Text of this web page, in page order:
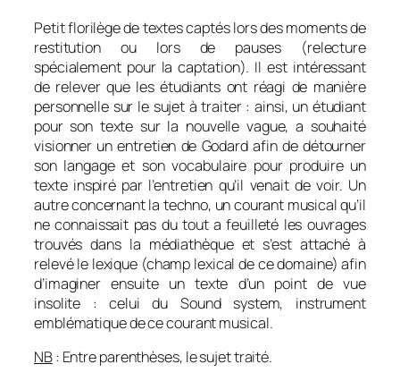
Petit florilège de textes captés lors des moments de
restitution ou lors de pauses (relecture
spécialement pour la captation). Il est intéressant
de relever que les étudiants ont réagi de manière
personnelle sur le sujet à traiter : ainsi, un étudiant
pour son texte sur la nouvelle vague, a souhaité
visionner un entretien de Godard afin de détourner
son langage et son vocabulaire pour produire un
texte inspiré par l’entretien qu’il venait de voir. Un
autre concernant la techno, un courant musical qu’il
ne connaissait pas du tout a feuilleté les ouvrages
trouvés dans la médiathèque et s’est attaché à
relevé le lexique (champ lexical de ce domaine) afin
d’imaginer ensuite un texte d’un point de vue
insolite : celui du Sound system, instrument
emblématique de ce courant musical.
NB: Entre parenthèses, le sujet traité.